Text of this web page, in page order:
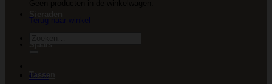
Terug naar winkel
€0.00
Tassen